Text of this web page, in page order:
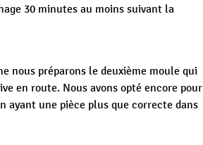
30 minutes au moins suivant la
nous préparons le deuxième moule qui
en route. Nous avons opté encore pour
ayant une pièce plus que correcte dans